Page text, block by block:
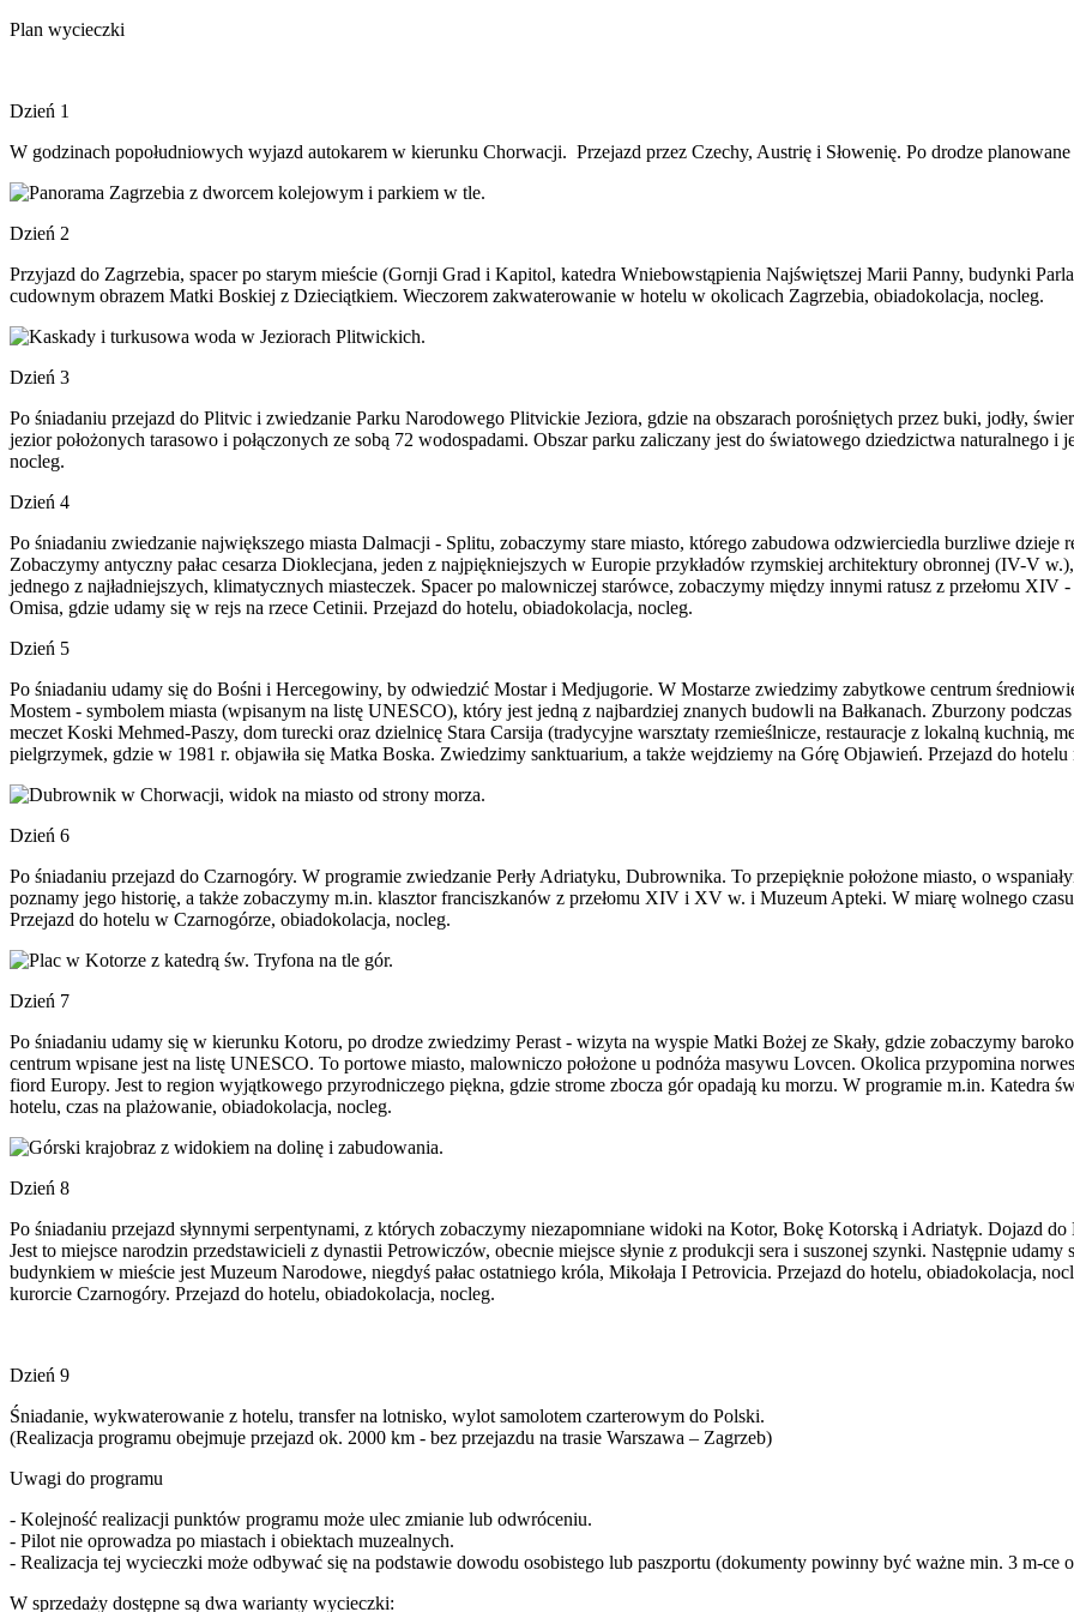
Plan wycieczki
Dzień 1
W godzinach popołudniowych wyjazd autokarem w kierunku Chorwacji. Przejazd przez Czechy, Austrię i Słowenię. Po drodze
Dzień 2
Przyjazd do Zagrzebia, spacer po starym mieście (Gornji Grad i Kapitol, katedra Wniebowstąpienia Najświętszej Marii Panny, budynki
cudownym obrazem Matki Boskiej z Dzieciątkiem. Wieczorem zakwaterowanie w hotelu w okolicach Zagrzebia, obiadokolacja, nocleg.
Dzień 3
Po śniadaniu przejazd do Plitvic i zwiedzanie Parku Narodowego Plitvickie Jeziora, gdzie na obszarach porośniętych przez buki, jodły,
jezior położonych tarasowo i połączonych ze sobą 72 wodospadami. Obszar parku zaliczany jest do światowego dziedzictwa
nocleg.
Dzień 4
Po śniadaniu zwiedzanie największego miasta Dalmacji - Splitu, zobaczymy stare miasto, którego zabudowa odzwierciedla burzliwe
Zobaczymy antyczny pałac cesarza Dioklecjana, jeden z najpiękniejszych w Europie przykładów rzymskiej architektury obronnej (IV-V
jednego z najładniejszych, klimatycznych miasteczek. Spacer po malowniczej starówce, zobaczymy między innymi ratusz z przełomu
Omisa, gdzie udamy się w rejs na rzece Cetinii. Przejazd do hotelu, obiadokolacja, nocleg.
Dzień 5
Po śniadaniu udamy się do Bośni i Hercegowiny, by odwiedzić Mostar i Medjugorie. W Mostarze zwiedzimy zabytkowe centrum
Mostem - symbolem miasta (wpisanym na listę UNESCO), który jest jedną z najbardziej znanych budowli na Bałkanach. Zburzony
meczet Koski Mehmed-Paszy, dom turecki oraz dzielnicę Stara Carsija (tradycyjne warsztaty rzemieślnicze, restauracje z lokalną kuchnią,
pielgrzymek, gdzie w 1981 r. objawiła się Matka Boska. Zwiedzimy sanktuarium, a także wejdziemy na Górę Objawień. Przejazd do
Dzień 6
Po śniadaniu przejazd do Czarnogóry. W programie zwiedzanie Perły Adriatyku, Dubrownika. To przepięknie położone miasto, o
poznamy jego historię, a także zobaczymy m.in. klasztor franciszkanów z przełomu XIV i XV w. i Muzeum Apteki. W miarę wolnego
Przejazd do hotelu w Czarnogórze, obiadokolacja, nocleg.
Dzień 7
Po śniadaniu udamy się w kierunku Kotoru, po drodze zwiedzimy Perast - wizyta na wyspie Matki Bożej ze Skały, gdzie zobaczymy
centrum wpisane jest na listę UNESCO. To portowe miasto, malowniczo położone u podnóża masywu Lovcen. Okolica przypomina
fiord Europy. Jest to region wyjątkowego przyrodniczego piękna, gdzie strome zbocza gór opadają ku morzu. W programie m.in. Katedra
hotelu, czas na plażowanie, obiadokolacja, nocleg.
Dzień 8
Po śniadaniu przejazd słynnymi serpentynami, z których zobaczymy niezapomniane widoki na Kotor, Bokę Kotorską i Adriatyk. Dojazd
Jest to miejsce narodzin przedstawicieli z dynastii Petrowiczów, obecnie miejsce słynie z produkcji sera i suszonej szynki. Następnie
budynkiem w mieście jest Muzeum Narodowe, niegdyś pałac ostatniego króla, Mikołaja I Petrovicia. Przejazd do hotelu, obiadokolacja,
kurorcie Czarnogóry. Przejazd do hotelu, obiadokolacja, nocleg.
Dzień 9
Śniadanie, wykwaterowanie z hotelu, transfer na lotnisko, wylot samolotem czarterowym do Polski.
(Realizacja programu obejmuje przejazd ok. 2000 km - bez przejazdu na trasie Warszawa – Zagrzeb)
Uwagi do programu
- Kolejność realizacji punktów programu może ulec zmianie lub odwróceniu.
- Pilot nie oprowadza po miastach i obiektach muzealnych.
- Realizacja tej wycieczki może odbywać się na podstawie dowodu osobistego lub paszportu (dokumenty powinny być ważne min. 3 m-ce
W sprzedaży dostępne są dwa warianty wycieczki: